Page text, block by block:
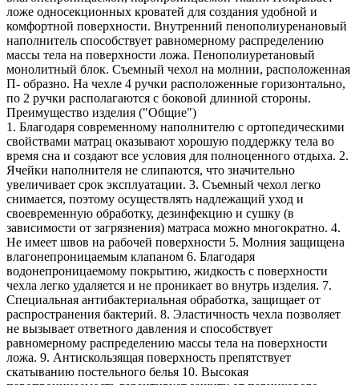
ложе односекционных кроватей для создания удобной и
комфортной поверхности. Внутренний пенополиуренановый
наполнитель способствует равномерному распределению
массы тела на поверхности ложа. Пенополиуретановый
монолитный блок. Съемный чехол на молнии, расположенная
П- образно. На чехле 4 ручки расположенные горизонтально,
по 2 ручки располагаются с боковой длинной стороны.
Преимущество изделия ("Общие")
1. Благодаря современному наполнителю с ортопедическими
свойствами матрац оказывают хорошую поддержку тела во
время сна и создают все условия для полноценного отдыха. 2.
Ячейки наполнителя не слипаются, что значительно
увеличивает срок эксплуатации. 3. Съемный чехол легко
снимается, поэтому осуществлять надлежащий уход и
своевременную обработку, дезинфекцию и сушку (в
зависимости от загрязнения) матраса можно многократно. 4.
Не имеет швов на рабочей поверхности 5. Молния защищена
влагонепроницаемым клапаном 6. Благодаря
водонепроницаемому покрытию, жидкость с поверхности
чехла легко удаляется и не проникает во внутрь изделия. 7.
Специальная антибактериальная обработка, защищает от
распространения бактерий. 8. Эластичность чехла позволяет
не вызывает ответного давления и способствует
равномерному распределению массы тела на поверхности
ложа. 9. Антискользящая поверхность препятствует
скатыванию постельного белья 10. Высокая